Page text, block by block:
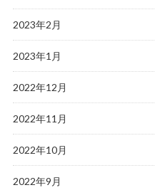
2023年2月
2023年1月
2022年12月
2022年11月
2022年10月
2022年9月